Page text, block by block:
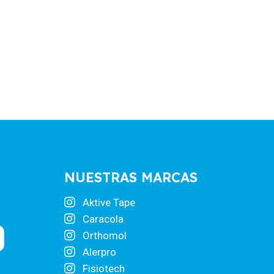
NUESTRAS MARCAS
Aktive Tape
Caracola
Orthomol
Alerpro
Fisiotech